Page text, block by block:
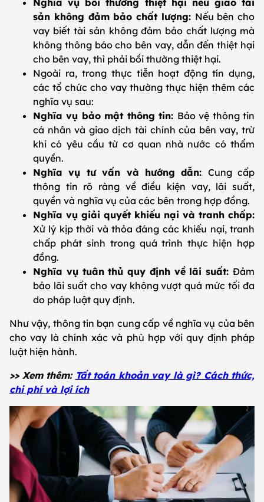
Nghĩa vụ bồi thường thiệt hại nếu giao tài
sản không đảm bảo chất lượng: Nếu bên cho
vay biết tài sản không đảm bảo chất lượng mà
không thông báo cho bên vay, dẫn đến thiệt hại
cho bên vay, thì phải bồi thường thiệt hại.
Ngoài ra, trong thực tiễn hoạt động tín dụng,
các tổ chức cho vay thường thực hiện thêm các
nghĩa vụ sau:
Nghĩa vụ bảo mật thông tin: Bảo vệ thông tin
cá nhân và giao dịch tài chính của bên vay, trừ
khi có yêu cầu từ cơ quan nhà nước có thẩm
quyền.
Nghĩa vụ tư vấn và hướng dẫn: Cung cấp
thông tin rõ ràng về điều kiện vay, lãi suất,
quyền và nghĩa vụ của các bên trong hợp đồng.
Nghĩa vụ giải quyết khiếu nại và tranh chấp:
Xử lý kịp thời và thỏa đáng các khiếu nại, tranh
chấp phát sinh trong quá trình thực hiện hợp
đồng.
Nghĩa vụ tuân thủ quy định về lãi suất: Đảm
bảo lãi suất cho vay không vượt quá mức tối đa
do pháp luật quy định.
Như vậy, thông tin bạn cung cấp về nghĩa vụ của bên
cho vay là chính xác và phù hợp với quy định pháp
luật hiện hành.
>> Xem thêm: Tất toán khoản vay là gì? Cách thức,
chi phí và lợi ích